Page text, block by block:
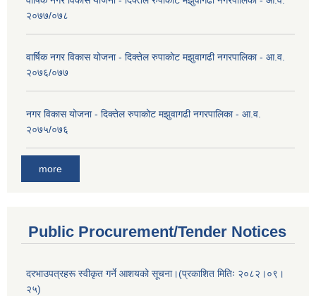
२०७७/०७८
वार्षिक नगर विकास योजना - दिक्तेल रुपाकोट मझुवागढी नगरपालिका - आ.व.
२०७६/०७७
नगर विकास योजना - दिक्तेल रुपाकोट मझुवागढी नगरपालिका - आ.व.
२०७५/०७६
more
Public Procurement/Tender Notices
दरभाउपत्रहरू स्वीकृत गर्ने आशयको सूचना।(प्रकाशित मितिः २०८२।०९।
२५)